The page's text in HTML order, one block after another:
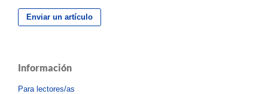
Enviar un artículo
Información
Para lectores/as